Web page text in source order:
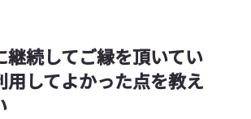
継続してご縁を頂いてい
用してよかった点を教え